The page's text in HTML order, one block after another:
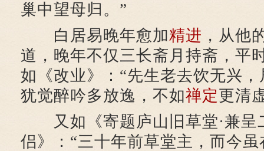
巢中望母归。”
白居易晚年愈加精进 ，从他
道，晚年不仅三长斋月持斋，平
如《改业》：“先生老去饮无兴
犹觉醉吟多放逸，不如禅定更清
又如《寄题庐山旧草堂·兼呈
侣》：“三十年前草堂主，而今